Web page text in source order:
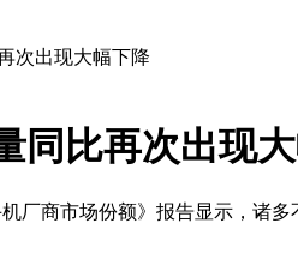
次出现大幅下降
同比再次出现
厂商市场份额》报告显示，